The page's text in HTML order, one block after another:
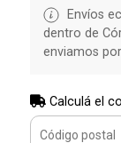
Envíos
dentro de
enviamos
Calculá el